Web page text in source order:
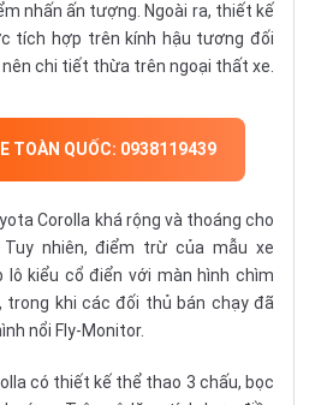
nhấn ấn tượng. Ngoài ra, thiết kế
tích hợp trên kính hậu tương đối
nên chi tiết thừa trên ngoại thất xe.
TOÀN QUỐC: 0938119439
Corolla khá rộng và thoáng cho
nhiên, điểm trừ của mẫu xe
lô kiểu cổ điển với màn hình chìm
, trong khi các đối thủ bán chạy đã
nổi Fly-Monitor.
có thiết kế thể thao 3 chấu, bọc